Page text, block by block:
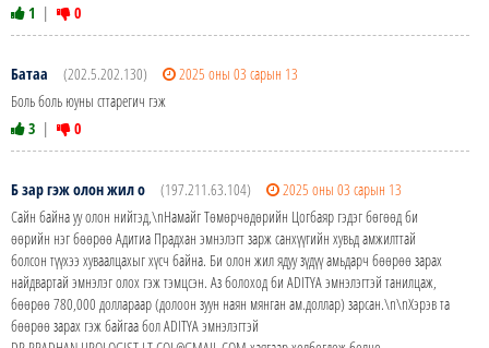
1 | 0
Батаа (202.5.202.130)
2025 оны 03 сарын 13
Боль боль юуны сттарегич гэж
3 | 0
Б зар гэж олон жил о (197.211.63.104)
2025 оны 03 сарын 13
Сайн байна уу олон нийтэд,\nНамайг Төмөрчөдөрийн Цогбаяр гэдэг бөгөөд би
өөрийн нэг бөөрөө Адитиа Прадхан эмнэлэгт зарж санхүүгийн хувьд амжилттай
болсон түүхээ хуваалцахыг хүсч байна. Би олон жил ядуу зүдүү амьдарч бөөрөө зарах
найдвартай эмнэлэг олох гэж тэмцсэн. Аз болоход би ADITYA эмнэлэгтэй танилцаж,
бөөрөө 780,000 доллараар (долоон зуун наян мянган ам.доллар) зарсан.\n\nХэрэв та
бөөрөө зарах гэж байгаа бол ADITYA эмнэлэгтэй